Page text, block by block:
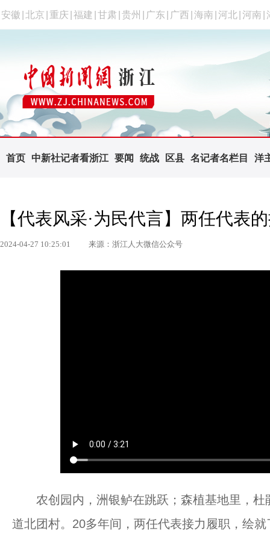
安徽 北京 重庆 福建 甘肃 贵州 广东 广西 海南 河北 河南
首页 中新社记者看浙江 要闻 统战 区县 名记者名栏目 洋
【代表风采·为民代言】两任代表
2024-04-27 10:25:01 来源：浙江人大微信公众号
农创园内，洲银鲈在跳跃；森植基地里，
道北团村。20多年间，两任代表接力履职，绘